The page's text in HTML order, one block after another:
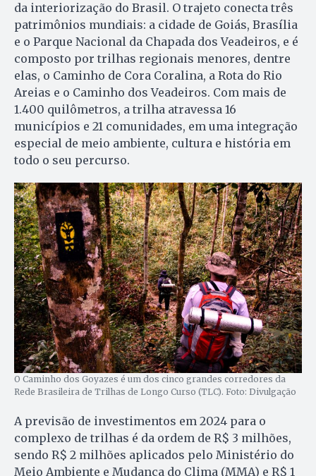
da interiorização do Brasil. O trajeto conecta três
patrimônios mundiais: a cidade de Goiás, Brasília
e o Parque Nacional da Chapada dos Veadeiros, e é
composto por trilhas regionais menores, dentre
elas, o Caminho de Cora Coralina, a Rota do Rio
Areias e o Caminho dos Veadeiros. Com mais de
1.400 quilômetros, a trilha atravessa 16
municípios e 21 comunidades, em uma integração
especial de meio ambiente, cultura e história em
todo o seu percurso.
O Caminho dos Goyazes é um dos cinco grandes corredores da
Rede Brasileira de Trilhas de Longo Curso (TLC). Foto: Divulgação
A previsão de investimentos em 2024 para o
complexo de trilhas é da ordem de R$ 3 milhões,
sendo R$ 2 milhões aplicados pelo Ministério do
Meio Ambiente e Mudança do Clima (MMA) e R$ 1